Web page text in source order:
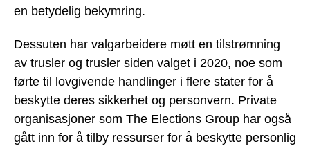
en betydelig bekymring.
Dessuten har valgarbeidere møtt en tilstrømning
av trusler og trusler siden valget i 2020, noe som
førte til lovgivende handlinger i flere stater for å
beskytte deres sikkerhet og personvern. Private
organisasjoner som The Elections Group har også
gått inn for å tilby ressurser for å beskytte personlig